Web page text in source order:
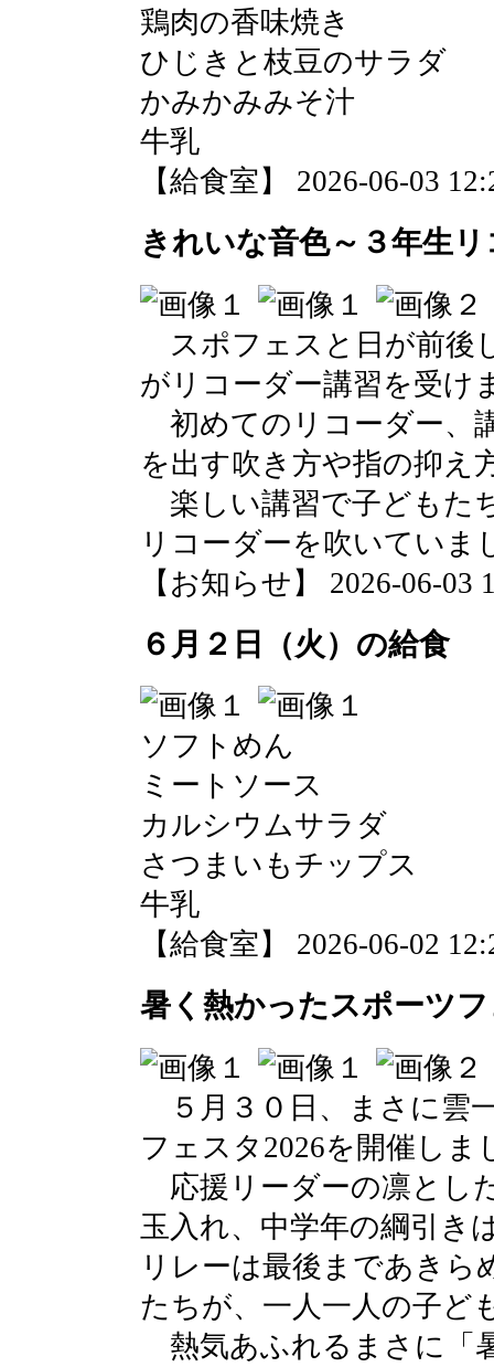
鶏肉の香味焼き
ひじきと枝豆のサラダ
かみかみみそ汁
牛乳
【給食室】 2026-06-03
きれいな音色～３年生
スポフェスと日が前後
がリコーダー講習を受け
初めてのリコーダー、
を出す吹き方や指の抑え
楽しい講習で子どもた
リコーダーを吹いていま
【お知らせ】 2026-06-03
６月２日（火）の給食
ソフトめん
ミートソース
カルシウムサラダ
さつまいもチップス
牛乳
【給食室】 2026-06-02
暑く熱かったスポーツフ
５月３０日、まさに雲
フェスタ2026を開催しま
応援リーダーの凛とし
玉入れ、中学年の綱引き
リレーは最後まであきら
たちが、一人一人の子ど
熱気あふれるまさに「